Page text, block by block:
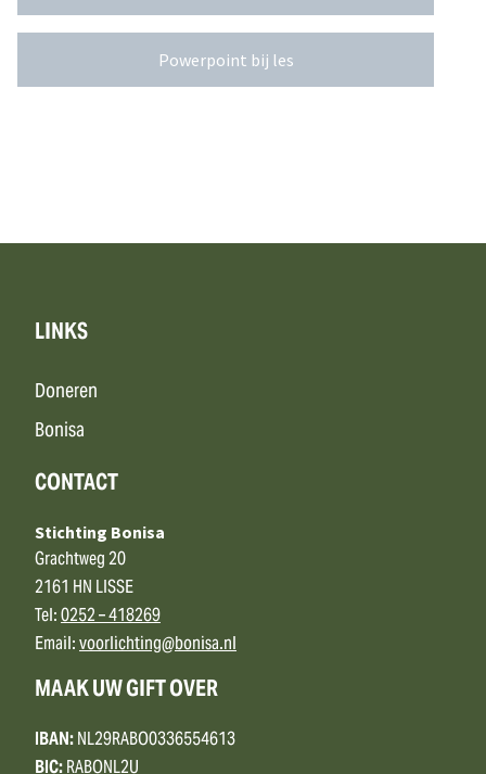
Powerpoint bij les
LINKS
Doneren
Bonisa
CONTACT
Stichting Bonisa
Grachtweg 20
2161 HN LISSE
Tel:0252 – 418269
Email:voorlichting@bonisa.nl
MAAK UW GIFT OVER
IBAN:NL29RABO0336554613